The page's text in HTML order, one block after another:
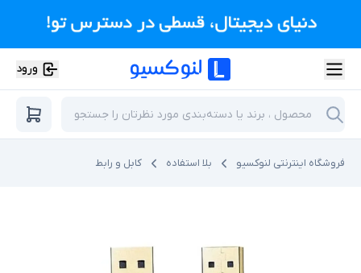
ورود
فروشگاه اینترنتی لنوکسیو بلا استفاده کابل و رابط